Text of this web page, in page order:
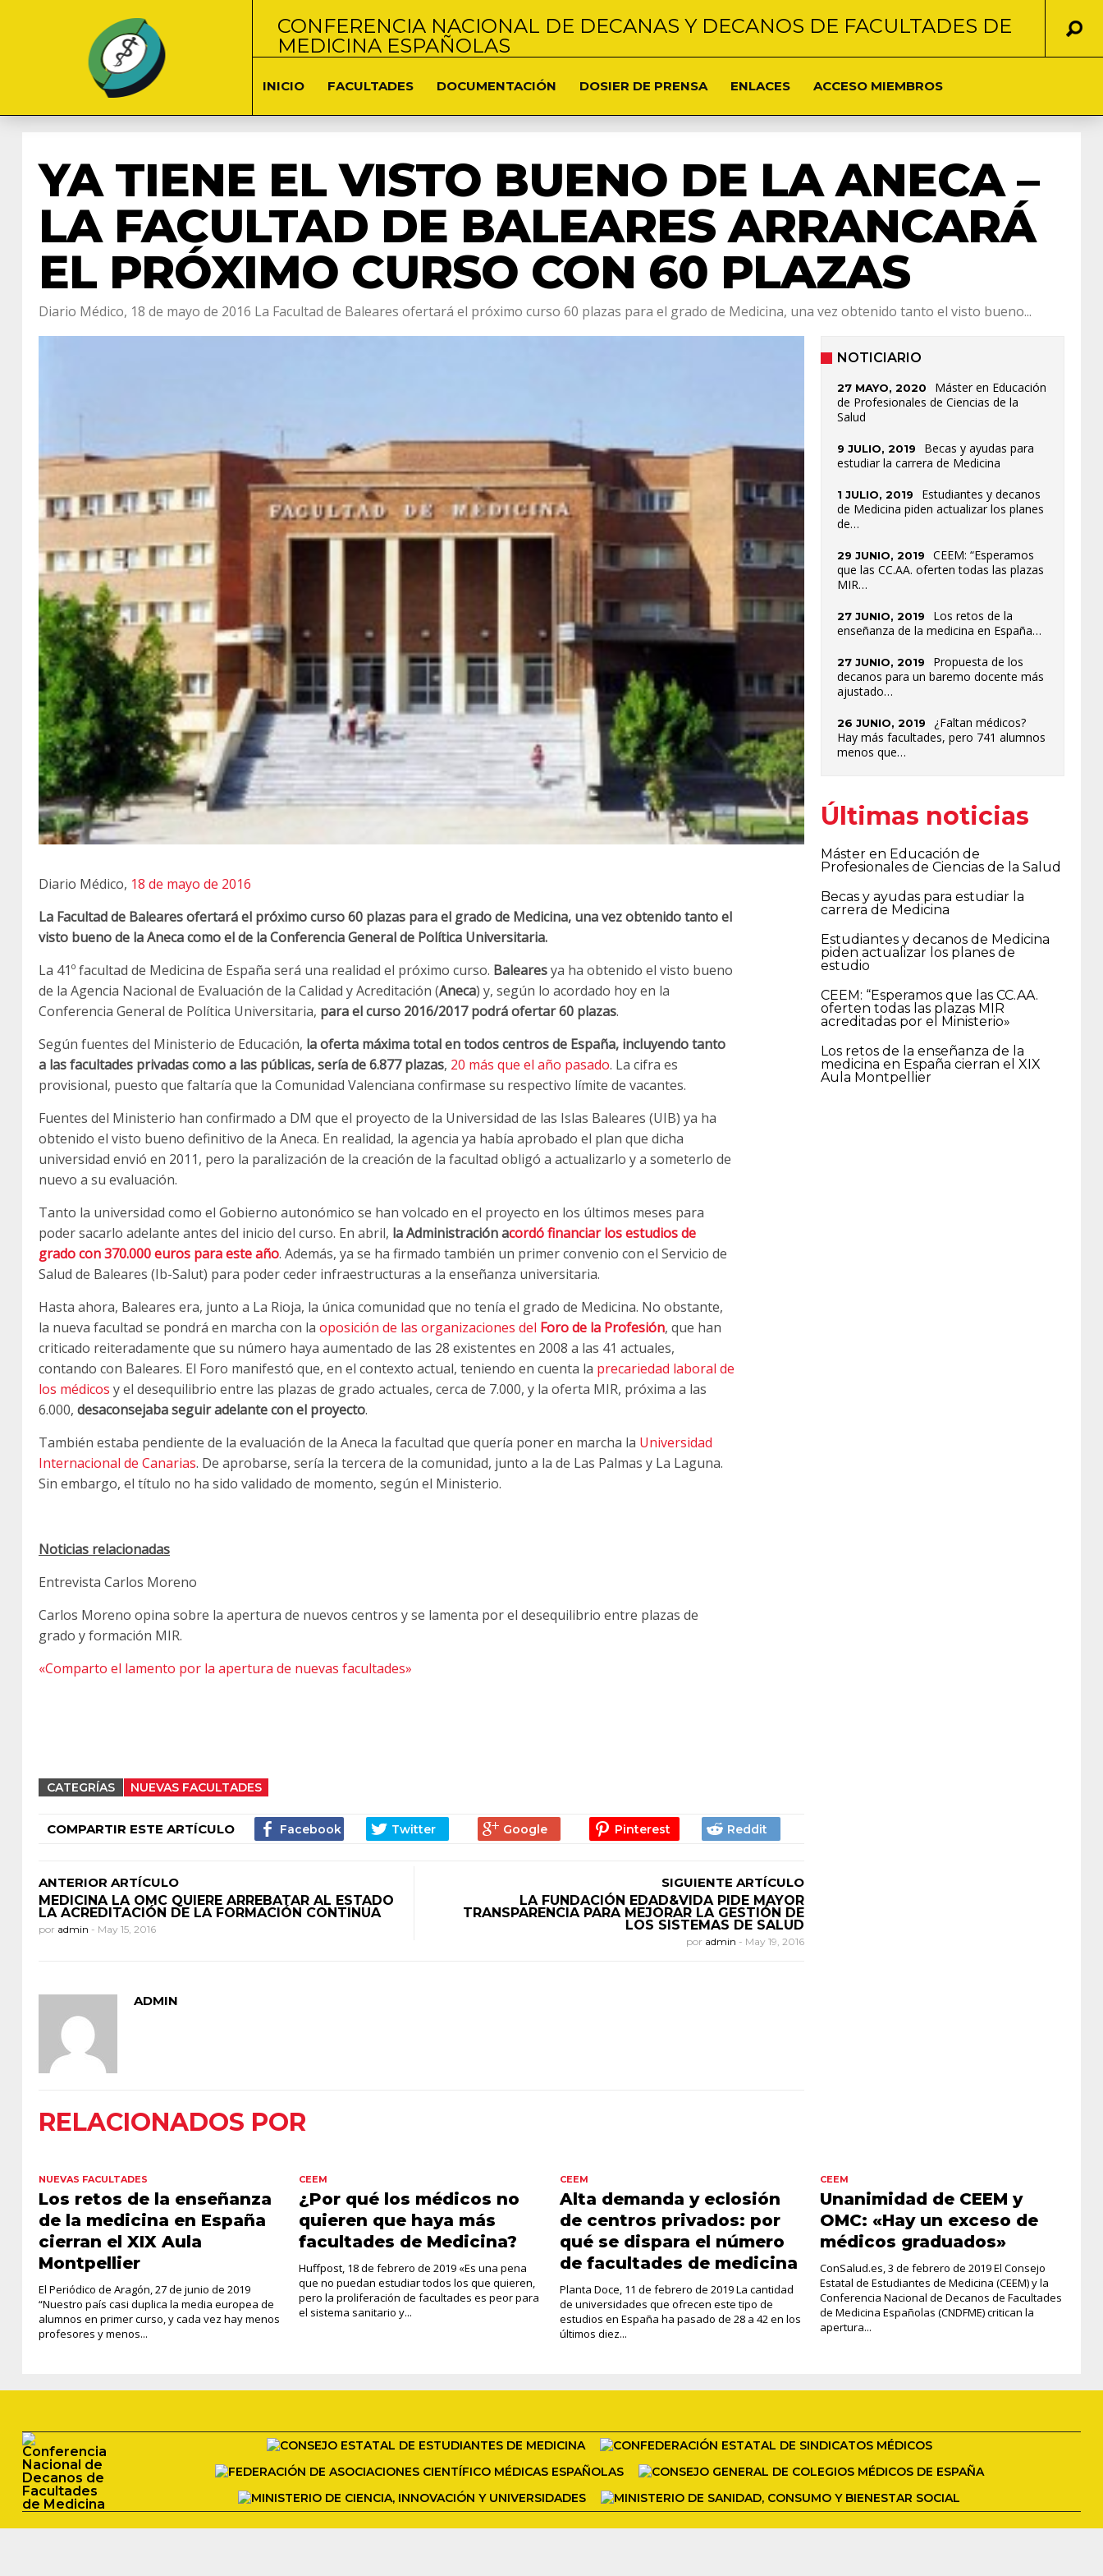
CONFERENCIA NACIONAL DE DECANAS Y DECANOS DE FACULTADES DE
MEDICINA ESPAÑOLAS
INICIO FACULTADES DOCUMENTACIÓN DOSIER DE PRENSA ENLACES ACCESO MIEMBROS
YA TIENE EL VISTO BUENO DE LA ANECA –
LA FACULTAD DE BALEARES ARRANCARÁ
EL PRÓXIMO CURSO CON 60 PLAZAS
Diario Médico, 18 de mayo de 2016 La Facultad de Baleares ofertará el próximo curso 60 plazas para el grado de Medicina, una vez obtenido tanto el visto bueno...
Diario Médico, 18 de mayo de 2016
La Facultad de Baleares ofertará el próximo curso 60 plazas para el grado de Medicina, una vez obtenido tanto el
visto bueno de la Aneca como el de la Conferencia General de Política Universitaria.
La 41º facultad de Medicina de España será una realidad el próximo curso. Balearesya ha obtenido el visto bueno
de la Agencia Nacional de Evaluación de la Calidad y Acreditación (Aneca) y, según lo acordado hoy en la
Conferencia General de Política Universitaria, para el curso 2016/2017 podrá ofertar 60 plazas.
Según fuentes del Ministerio de Educación, la oferta máxima total en todos centros de España, incluyendo tanto
a las facultades privadas como a las públicas, sería de 6.877 plazas, 20 más que el año pasado. La cifra es
provisional, puesto que faltaría que la Comunidad Valenciana confirmase su respectivo límite de vacantes.
Fuentes del Ministerio han confirmado a DM que el proyecto de la Universidad de las Islas Baleares (UIB) ya ha
obtenido el visto bueno definitivo de la Aneca. En realidad, la agencia ya había aprobado el plan que dicha
universidad envió en 2011, pero la paralización de la creación de la facultad obligó a actualizarlo y a someterlo de
nuevo a su evaluación.
Tanto la universidad como el Gobierno autonómico se han volcado en el proyecto en los últimos meses para
poder sacarlo adelante antes del inicio del curso. En abril, la Administración acordó financiar los estudios de
grado con 370.000 euros para este año. Además, ya se ha firmado también un primer convenio con el Servicio de
Salud de Baleares (Ib-Salut) para poder ceder infraestructuras a la enseñanza universitaria.
Hasta ahora, Baleares era, junto a La Rioja, la única comunidad que no tenía el grado de Medicina. No obstante,
la nueva facultad se pondrá en marcha con la oposición de las organizaciones del Foro de la Profesión, que han
criticado reiteradamente que su número haya aumentado de las 28 existentes en 2008 a las 41 actuales,
contando con Baleares. El Foro manifestó que, en el contexto actual, teniendo en cuenta la precariedad laboral de
los médicos y el desequilibrio entre las plazas de grado actuales, cerca de 7.000, y la oferta MIR, próxima a las
6.000, desaconsejaba seguir adelante con el proyecto.
También estaba pendiente de la evaluación de la Aneca la facultad que quería poner en marcha la Universidad
Internacional de Canarias. De aprobarse, sería la tercera de la comunidad, junto a la de Las Palmas y La Laguna.
Sin embargo, el título no ha sido validado de momento, según el Ministerio.
Noticias relacionadas
Entrevista Carlos Moreno
Carlos Moreno opina sobre la apertura de nuevos centros y se lamenta por el desequilibrio entre plazas de
grado y formación MIR.
«Comparto el lamento por la apertura de nuevas facultades»
CATEGRÍAS NUEVAS FACULTADES
COMPARTIR ESTE ARTÍCULO
ANTERIOR ARTÍCULO
MEDICINA LA OMC QUIERE ARREBATAR AL ESTADO
LA ACREDITACIÓN DE LA FORMACIÓN CONTINUA
por admin - May 15, 2016
SIGUIENTE ARTÍCULO
LA FUNDACIÓN EDAD&VIDA PIDE MAYOR
TRANSPARENCIA PARA MEJORAR LA GESTIÓN DE
LOS SISTEMAS DE SALUD
por admin - May 19, 2016
ADMIN
NOTICIARIO
27 MAYO, 2020
Máster en Educación
de Profesionales de Ciencias de la
Salud
9 JULIO, 2019
Becas y ayudas para
estudiar la carrera de Medicina
1 JULIO, 2019
Estudiantes y decanos
de Medicina piden actualizar los planes
de…
29 JUNIO, 2019
CEEM: “Esperamos
que las CC.AA. oferten todas las plazas
MIR…
27 JUNIO, 2019
Los retos de la
enseñanza de la medicina en España…
27 JUNIO, 2019
Propuesta de los
decanos para un baremo docente más
ajustado…
26 JUNIO, 2019
¿Faltan médicos?
Hay más facultades, pero 741 alumnos
menos que…
Últimas noticias
Máster en Educación de
Profesionales de Ciencias de la Salud
Becas y ayudas para estudiar la
carrera de Medicina
Estudiantes y decanos de Medicina
piden actualizar los planes de
estudio
CEEM: “Esperamos que las CC.AA.
oferten todas las plazas MIR
acreditadas por el Ministerio»
Los retos de la enseñanza de la
medicina en España cierran el XIX
Aula Montpellier
RELACIONADOS POR
NUEVAS FACULTADES
Los retos de la enseñanza
de la medicina en España
cierran el XIX Aula
Montpellier
El Periódico de Aragón, 27 de junio de 2019
“Nuestro país casi duplica la media europea de
alumnos en primer curso, y cada vez hay menos
profesores y menos...
CEEM
¿Por qué los médicos no
quieren que haya más
facultades de Medicina?
Huffpost, 18 de febrero de 2019 «Es una pena
que no puedan estudiar todos los que quieren,
pero la proliferación de facultades es peor para
el sistema sanitario y...
CEEM
Alta demanda y eclosión
de centros privados: por
qué se dispara el número
de facultades de medicina
Planta Doce, 11 de febrero de 2019 La cantidad
de universidades que ofrecen este tipo de
estudios en España ha pasado de 28 a 42 en los
últimos diez...
CEEM
Unanimidad de CEEM y
OMC: «Hay un exceso de
médicos graduados»
ConSalud.es, 3 de febrero de 2019 El Consejo
Estatal de Estudiantes de Medicina (CEEM) y la
Conferencia Nacional de Decanos de Facultades
de Medicina Españolas (CNDFME) critican la
apertura...